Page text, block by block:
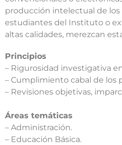
producción intelectual de los
estudiantes del Instituto o
altas calidades, merezcan
Principios
– Rigurosidad investigativa
– Cumplimiento cabal de los
– Revisiones objetivas,
Áreas temáticas
– Administración.
– Educación Básica.